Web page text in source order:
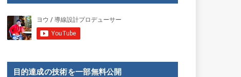
目的達成の技術を一部無料公開